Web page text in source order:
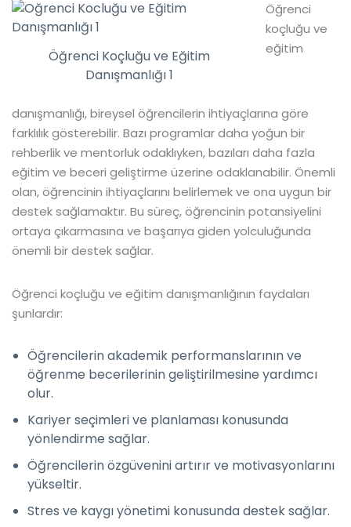
Öğrenci Koçluğu ve Eğitim
Danışmanlığı 1
Öğrenci
koçluğu ve
eğitim
danışmanlığı, bireysel öğrencilerin ihtiyaçlarına göre
farklılık gösterebilir. Bazı programlar daha yoğun bir
rehberlik ve mentorluk odaklıyken, bazıları daha fazla
eğitim ve beceri geliştirme üzerine odaklanabilir. Önemli
olan, öğrencinin ihtiyaçlarını belirlemek ve ona uygun bir
destek sağlamaktır. Bu süreç, öğrencinin potansiyelini
ortaya çıkarmasına ve başarıya giden yolculuğunda
önemli bir destek sağlar.
Öğrenci koçluğu ve eğitim danışmanlığının faydaları
şunlardır:
Öğrencilerin akademik performanslarının ve
öğrenme becerilerinin geliştirilmesine yardımcı
olur.
Kariyer seçimleri ve planlaması konusunda
yönlendirme sağlar.
Öğrencilerin özgüvenini artırır ve motivasyonlarını
yükseltir.
Stres ve kaygı yönetimi konusunda destek sağlar.